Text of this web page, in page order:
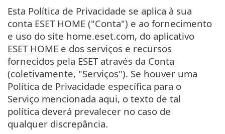
Esta Política de Privacidade se aplica à sua
conta ESET HOME ("Conta") e ao fornecimento
e uso do site home.eset.com, do aplicativo
ESET HOME e dos serviços e recursos
fornecidos pela ESET através da Conta
(coletivamente, "Serviços"). Se houver uma
Política de Privacidade específica para o
Serviço mencionada aqui, o texto de tal
política deverá prevalecer no caso de
qualquer discrepância.